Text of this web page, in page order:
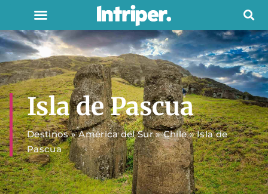
Isla de Pascua
Destinos»América del Sur»Chile»Isla de
Pascua